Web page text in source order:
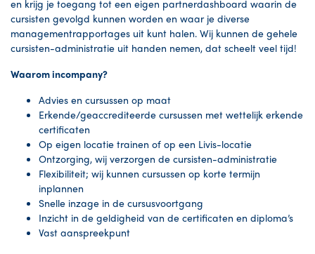
en krijg je toegang tot een eigen partnerdashboard waarin de
cursisten gevolgd kunnen worden en waar je diverse
managementrapportages uit kunt halen. Wij kunnen de gehele
cursisten-administratie uit handen nemen, dat scheelt veel tijd!
Waarom incompany?
Advies en cursussen op maat
Erkende/geaccrediteerde cursussen met wettelijk erkende
certificaten
Op eigen locatie trainen of op een Livis-locatie
Ontzorging, wij verzorgen de cursisten-administratie
Flexibiliteit; wij kunnen cursussen op korte termijn
inplannen
Snelle inzage in de cursusvoortgang
Inzicht in de geldigheid van de certificaten en diploma’s
Vast aanspreekpunt